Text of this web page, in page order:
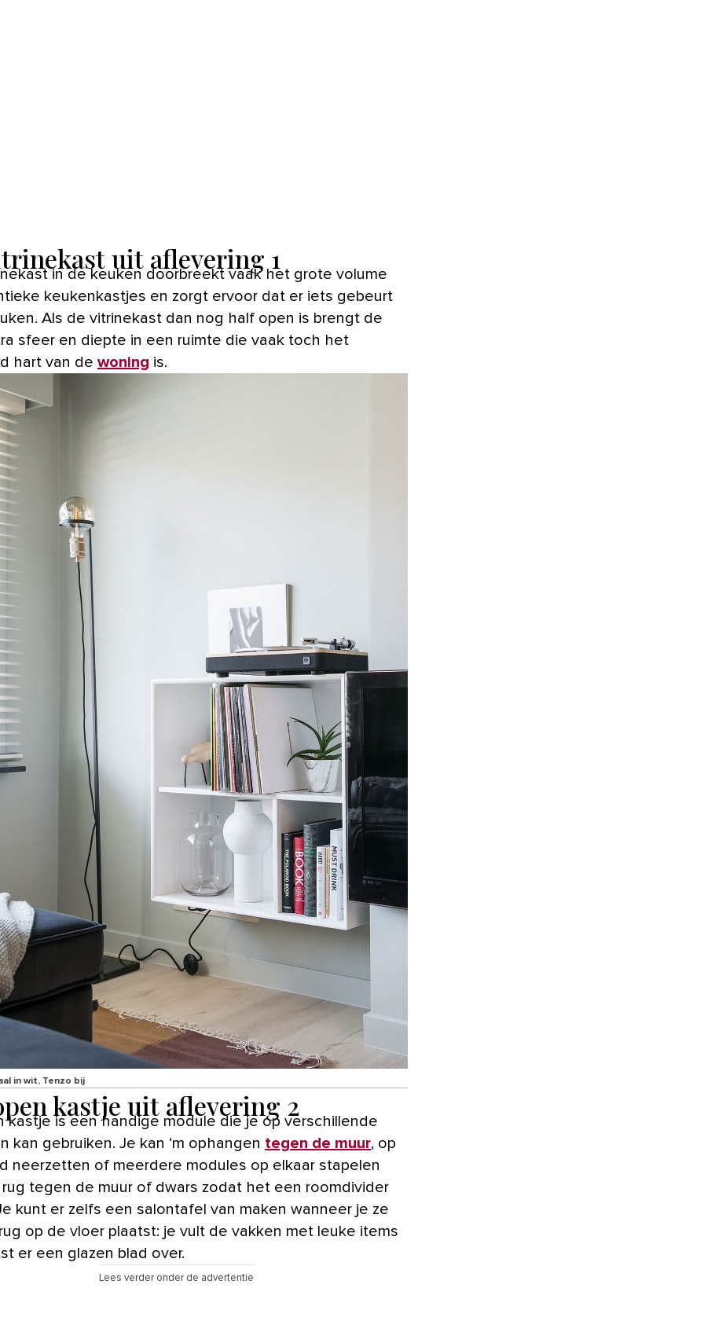
uit aflevering 1
keukenkastjes en zorgt ervoor dat er iets gebeurt
Als de vitrinekast dan nog half open is brengt de
sfeer en diepte in een ruimte die vaak toch het
hart van de woning is.
in wit, Tenzo bij
kastje uit aflevering 2
kastje is een handige module die je op verschillende
kan gebruiken. Je kan ‘m ophangen tegen de muur, op
neerzetten of meerdere modules op elkaar stapelen
tegen de muur of dwars zodat het een roomdivider
kunt er zelfs een salontafel van maken wanneer je ze
op de vloer plaatst: je vult de vakken met leuke items
er een glazen blad over.
Lees verder onder de advertentie